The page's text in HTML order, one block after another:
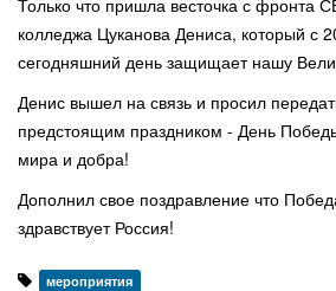
колледжа Цуканова Дениса, который с
сегодняшний день защищает нашу
Денис вышел на связь и просил
предстоящим праздником - День
мира и добра!
Дополнил свое поздравление что
здравствует Россия!
мероприятия